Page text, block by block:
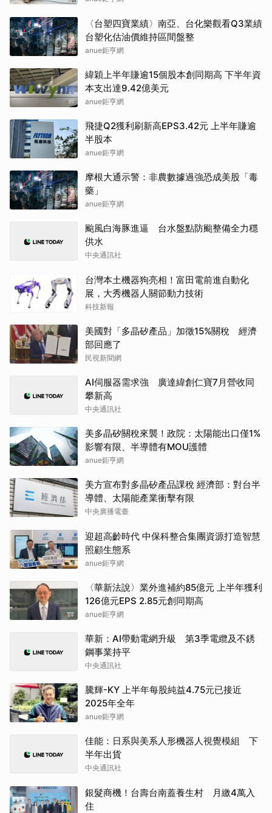
〈台塑四寶業績〉南亞、台化樂觀看Q3業績
台塑化估油價維持區間盤整
anue鉅亨網
緯穎上半年賺逾15個股本創同期高 下半年資
本支出達9.42億美元
anue鉅亨網
飛捷Q2獲利刷新高EPS3.42元 上半年賺逾
半股本
anue鉅亨網
摩根大通示警：非農數據過強恐成美股「毒
藥」
anue鉅亨網
颱風白海豚進逼 台水盤點防颱整備全力穩
供水
中央通訊社
台灣本土機器狗亮相！富田電前進自動化
展，大秀機器人關節動力技術
科技新報
美國對「多晶矽產品」加徵15%關稅 經濟
部回應了
民視新聞網
AI伺服器需求強 廣達緯創仁寶7月營收同
攀新高
中央通訊社
美多晶矽關稅來襲！政院：太陽能出口僅1%
影響有限、半導體有MOU護體
anue鉅亨網
美方宣布對多晶矽產品課稅 經濟部：對台半
導體、太陽能產業衝擊有限
中央廣播電臺
迎超高齡時代 中保科整合集團資源打造智慧
照顧生態系
anue鉅亨網
〈華新法說〉業外進補約85億元 上半年獲利
126億元EPS 2.85元創同期高
anue鉅亨網
華新：AI帶動電網升級 第3季電纜及不銹
鋼事業持平
中央通訊社
騰輝-KY 上半年每股純益4.75元已接近
2025年全年
anue鉅亨網
佳能：日系與美系人形機器人視覺模組 下
半年出貨
中央通訊社
銀髮商機！台壽台南蓋養生村 月繳4萬入
住